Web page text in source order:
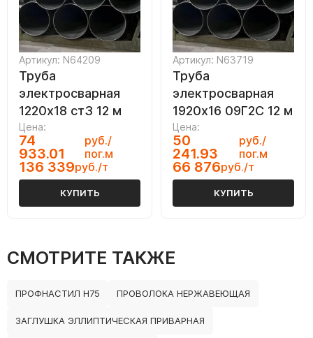
Артикул: N64209
Труба
электросварная
1220х18 ст3 12 м
Цена:
74
933.01
руб./
пог.м
136 339руб./т
КУПИТЬ
Артикул: N63719
Труба
электросварная
1920х16 09Г2С 12 м
Цена:
50
241.93
руб./
пог.м
66 876руб./т
КУПИТЬ
СМОТРИТЕ ТАКЖЕ
ПРОФНАСТИЛ Н75 ПРОВОЛОКА НЕРЖАВЕЮЩАЯ
ЗАГЛУШКА ЭЛЛИПТИЧЕСКАЯ ПРИВАРНАЯ